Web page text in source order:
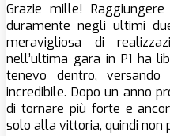
Grazie mille!
duramente negli ultimi
meravigliosa di
nell’ultima gara in P1 ha
tenevo dentro,
incredibile. Dopo un anno
di tornare più forte e
solo alla vittoria, quindi non